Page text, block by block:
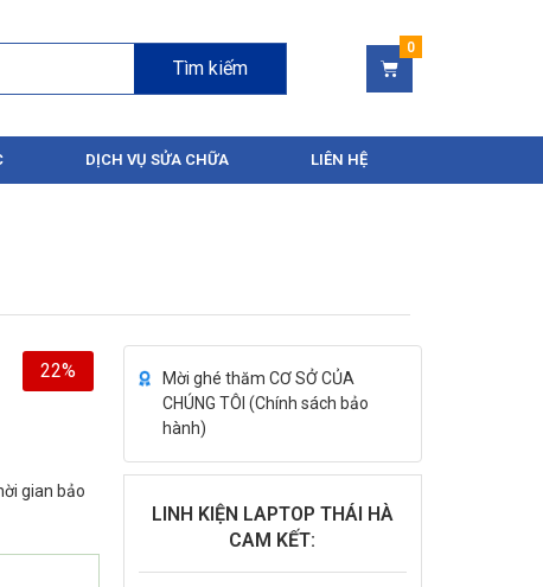
Tìm kiếm
DỊCH VỤ SỬA CHỮA LIÊN HỆ
22%
gian bảo
Mời ghé thăm CƠ SỞ CỦA
CHÚNG TÔI (Chính sách bảo
hành)
LINH KIỆN LAPTOP THÁI HÀ
CAM KẾT: